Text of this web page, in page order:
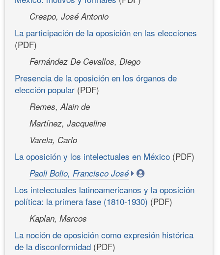
Crespo, José Antonio
La participación de la oposición en las elecciones
(PDF)
Fernández De Cevallos, Diego
Presencia de la oposición en los órganos de
elección popular (PDF)
Remes, Alain de
Martínez, Jacqueline
Varela, Carlo
La oposición y los intelectuales en México (PDF)
Paoli Bolio, Francisco José
Los intelectuales latinoamericanos y la oposición
política: la primera fase (1810-1930) (PDF)
Kaplan, Marcos
La noción de oposición como expresión histórica
de la disconformidad (PDF)